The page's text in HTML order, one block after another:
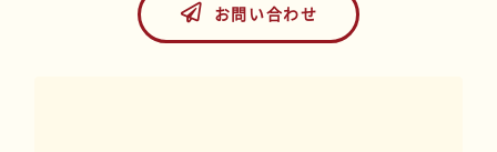
お問い合わせ